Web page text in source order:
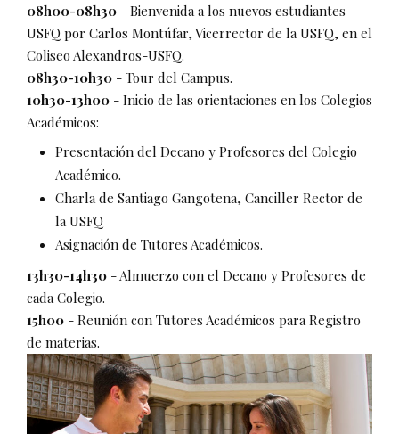
08h00-08h30 - Bienvenida a los nuevos estudiantes
USFQ por Carlos Montúfar, Vicerrector de la USFQ, en el
Coliseo Alexandros-USFQ.
08h30-10h30 - Tour del Campus.
10h30-13h00 - Inicio de las orientaciones en los Colegios
Académicos:
Presentación del Decano y Profesores del Colegio
Académico.
Charla de Santiago Gangotena, Canciller Rector de
la USFQ
Asignación de Tutores Académicos.
13h30-14h30 - Almuerzo con el Decano y Profesores de
cada Colegio.
15h00 - Reunión con Tutores Académicos para Registro
de materias.